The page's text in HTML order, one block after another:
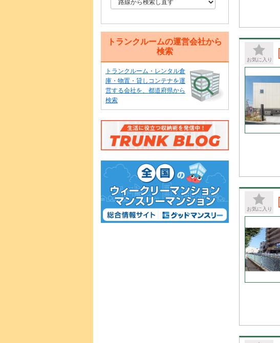
お気に入り
お気に入り
トランクルームの運営会社から
検索
トランクルーム・レンタル倉
庫・物置・貸しコンテナを運
営する会社を、都道府県から
検索